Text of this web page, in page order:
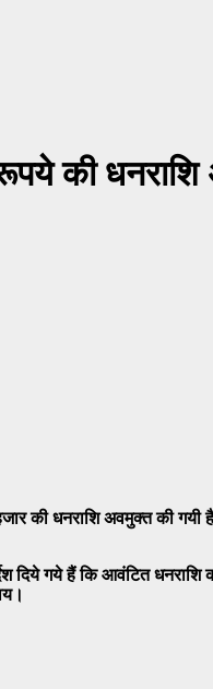
की
की धनराशि अवमुक्त की
दिये गये हैं कि आवंटित